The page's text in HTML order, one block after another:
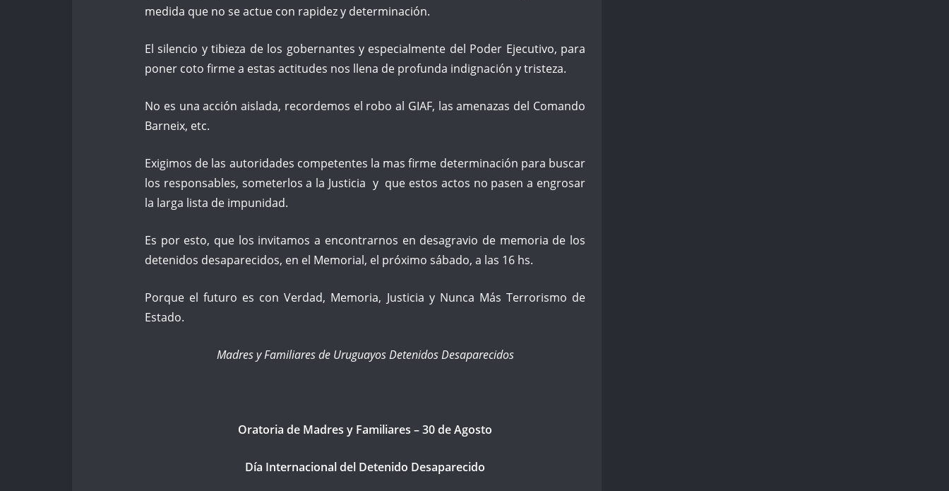
medida que no se actue con rapidez y determinación.
El silencio y tibieza de los gobernantes y especialmente del Poder Ejecutivo, para
poner coto firme a estas actitudes nos llena de profunda indignación y tristeza.
No es una acción aislada, recordemos el robo al GIAF, las amenazas del Comando
Barneix, etc.
Exigimos de las autoridades competentes la mas firme determinación para buscar
los responsables, someterlos a la Justicia y que estos actos no pasen a engrosar
la larga lista de impunidad.
Es por esto, que los invitamos a encontrarnos en desagravio de memoria de los
detenidos desaparecidos, en el Memorial, el próximo sábado, a las 16 hs.
Porque el futuro es con Verdad, Memoria, Justicia y Nunca Más Terrorismo de
Estado.
Madres y Familiares de Uruguayos Detenidos Desaparecidos
Oratoria de Madres y Familiares – 30 de Agosto
Día Internacional del Detenido Desaparecido